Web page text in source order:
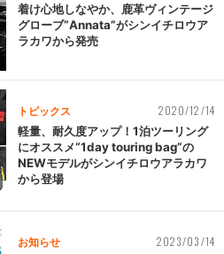
着け心地しなやか、鹿革ヴィンテージ
グローブ“Annata”がシンイチロウア
ラカワから発売
トピックス 2020/12/14
軽量、耐久度アップ！1泊ツーリング
にオススメ“1day touring bag”の
NEWモデルがシンイチロウアラカワ
から登場
お知らせ 2023/03/14